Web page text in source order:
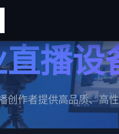
播设
创作者提供高品质、高